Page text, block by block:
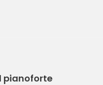
pianoforte